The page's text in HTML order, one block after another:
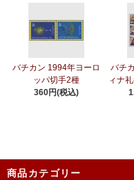
バチカン 1994年ヨーロ
ッパ切手2種
360円(税込)
バチ
ィナ
商品カテゴリー